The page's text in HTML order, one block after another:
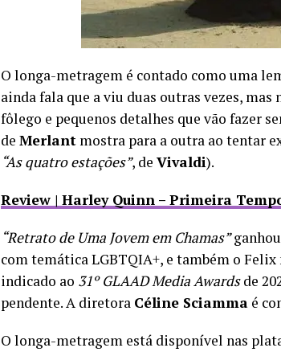
O longa-metragem é contado como uma
ainda fala que a viu duas outras vezes,
fôlego e pequenos detalhes que vão fazer
de Merlant mostra para a outra ao tentar
“As quatro estações”, de Vivaldi).
Review | Harley Quinn – Primeira
“Retrato de Uma Jovem em Chamas”
com temática LGBTQIA+, e também o Felix
indicado ao 31º GLAAD Media Awardsde
pendente. A diretora Céline Sciamma é
O longa-metragem está disponível nas